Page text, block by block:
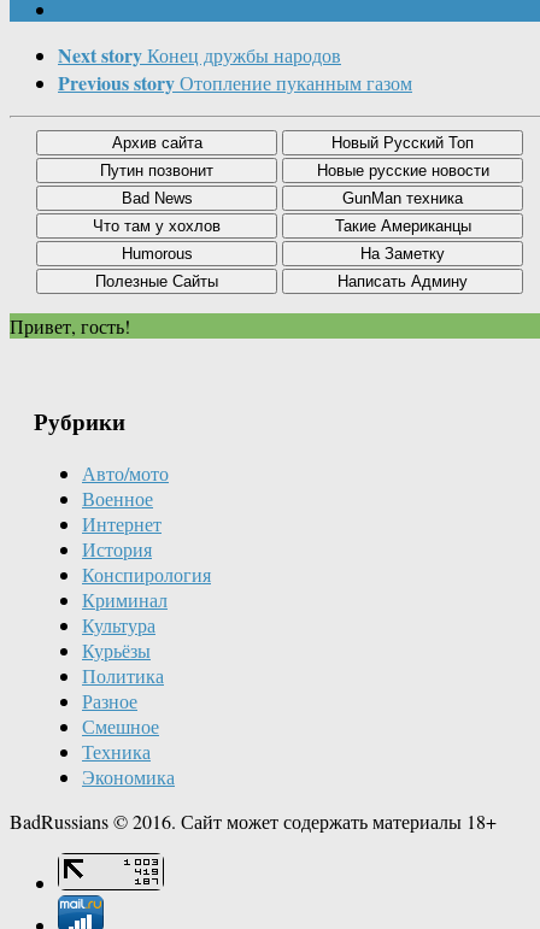
Next storyКонец дружбы народов
Previous storyОтопление пуканным газом
Привет, гость!
Рубрики
Авто/мото
Военное
Интернет
История
Конспирология
Криминал
Культура
Курьёзы
Политика
Разное
Смешное
Техника
Экономика
BadRussians © 2016. Сайт может содержать материалы 18+